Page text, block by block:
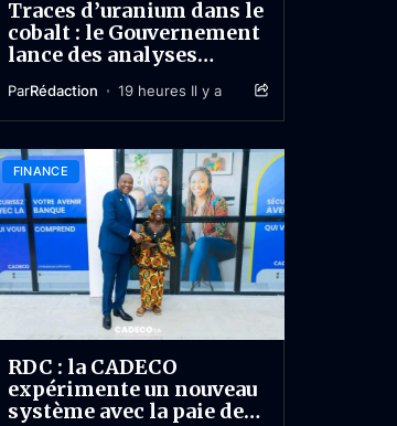
Traces d’uranium dans le
cobalt : le Gouvernement
lance des analyses
un rapport sous 60 jours
ParRédaction 19 heures Il y a
FINANCE
RDC : la CADECO
expérimente un nouveau
système avec la paie de